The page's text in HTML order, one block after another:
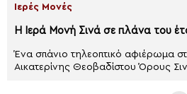
Ιερές Μονές
Η Ιερά Μονή Σινά σε πλάνα του
Ένα σπάνιο τηλεοπτικό αφιέρωμα
Αικατερίνης Θεοβαδίστου Όρους